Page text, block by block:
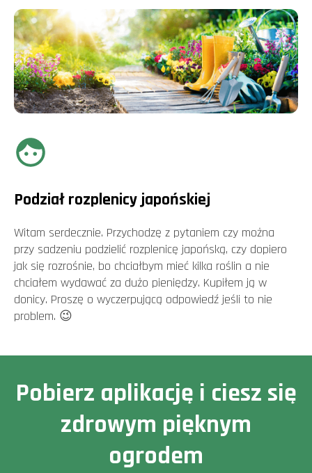
Podział rozplenicy japońskiej
Witam serdecznie. Przychodzę z pytaniem czy można
przy sadzeniu podzielić rozplenicę japońską, czy dopiero
jak się rozrośnie, bo chciałbym mieć kilka roślin a nie
chciałem wydawać za dużo pieniędzy. Kupiłem ją w
donicy. Proszę o wyczerpującą odpowiedź jeśli to nie
problem. 😉
Pobierz aplikację i ciesz się
zdrowym pięknym
ogrodem